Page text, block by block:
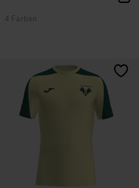
4 Farben
3,8 von 5 Kundenbewertungen